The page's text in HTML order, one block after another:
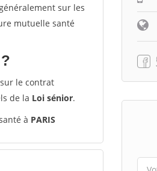
sur les
mutuelle santé
le contrat
de la Loi sénior.
à PARIS